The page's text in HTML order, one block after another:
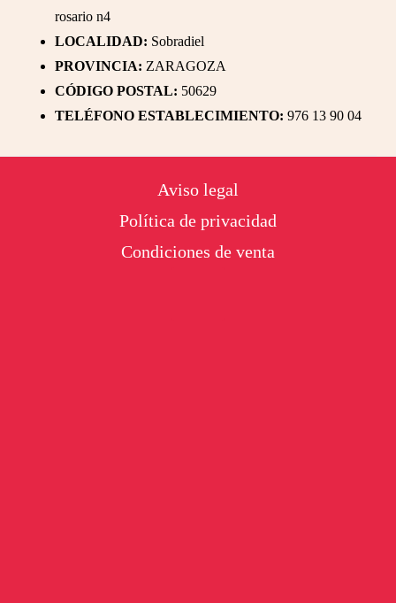
rosario n4
LOCALIDAD: Sobradiel
PROVINCIA: ZARAGOZA
CÓDIGO POSTAL: 50629
TELÉFONO ESTABLECIMIENTO: 976 13 90 04
Aviso legal
Política de privacidad
Condiciones de venta